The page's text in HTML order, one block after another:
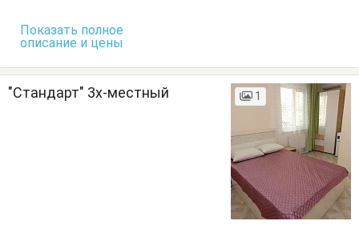
Показать полное
описание и цены
"Стандарт" 3х-местный 1